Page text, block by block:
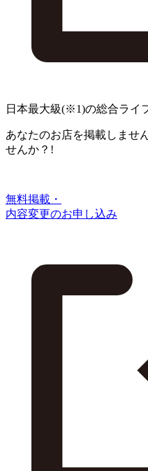
日本最大級(※1)の総合ライ
あなたのお店を掲載しませ
せんか？!
無料掲載・
内容変更のお申し込み